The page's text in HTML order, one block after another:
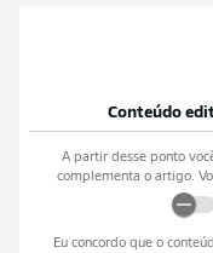
Conteúdo
A partir desse ponto
complementa o artigo.
Eu concordo que o